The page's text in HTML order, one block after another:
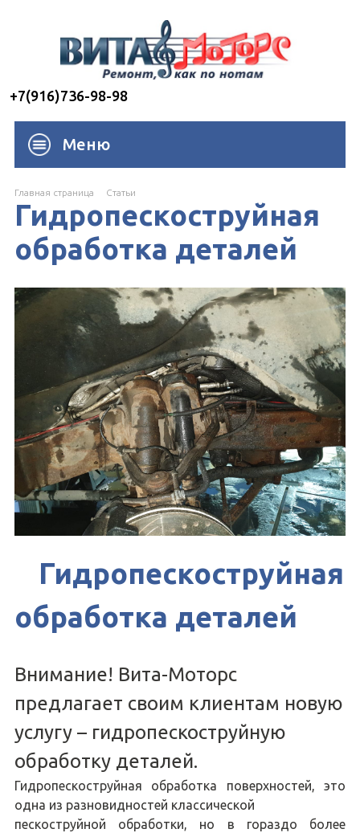
+7(916)736-98-98
Меню
Главная страница Cтатьи
Гидропескоструйная
обработка деталей
Гидропескоструйная
обработка деталей
Внимание! Вита-Моторс
предлагает своим клиентам новую
услугу – гидропескоструйную
обработку деталей.
Гидропескоструйная обработка поверхностей, это
одна из разновидностей классической
пескоструйной обработки, но в гораздо более